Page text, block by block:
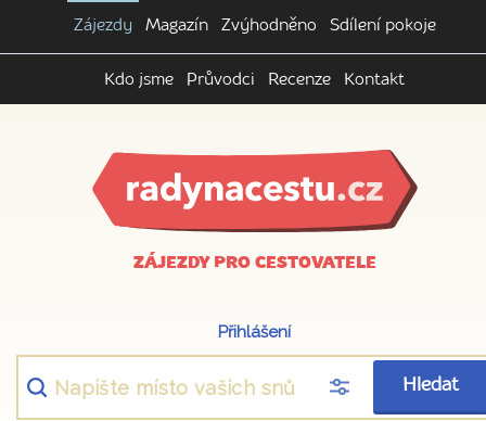
Zájezdy Magazín Zvýhodněno Sdílení pokoje
Kdo jsme Průvodci Recenze Kontakt
ZÁJEZDY PRO CESTOVATELE
Přihlášení
Hledat